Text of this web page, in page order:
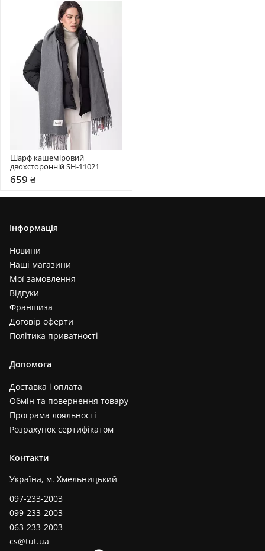
Шарф кашеміровий
двохсторонній SH-11021
659 ₴
Інформація
Новини
Наші магазини
Мої замовлення
Відгуки
Франшиза
Договір оферти
Політика приватності
Допомога
Доставка і оплата
Обмін та повернення товару
Програма лояльності
Розрахунок сертифікатом
Контакти
Україна, м. Хмельницький
097-233-2003
099-233-2003
063-233-2003
cs@tut.ua